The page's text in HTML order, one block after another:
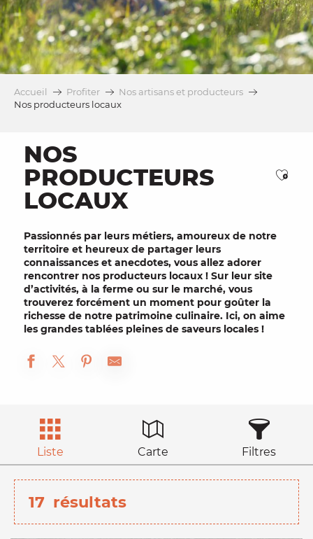
Accueil Profiter
Nos artisans et producteurs
Nos producteurs locaux
NOS
PRODUCTEURS
LOCAUX
Passionnés par leurs métiers, amoureux de notre
territoire et heureux de partager leurs
connaissances et anecdotes, vous allez adorer
rencontrer nos producteurs locaux ! Sur leur site
d’activités, à la ferme ou sur le marché, vous
trouverez forcément un moment pour goûter la
richesse de notre patrimoine culinaire. Ici, on aime
les grandes tablées pleines de saveurs locales !
Liste Carte Filtres
17 résultats